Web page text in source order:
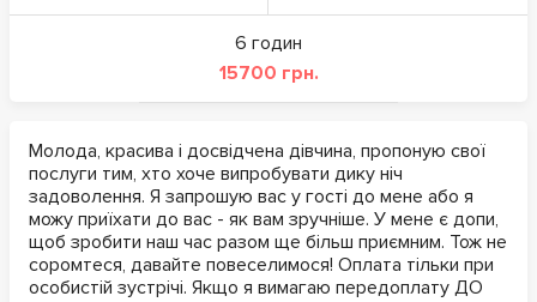
6 годин
15700 грн.
Молода, красива і досвідчена дівчина, пропоную свої
послуги тим, хто хоче випробувати дику ніч
задоволення. Я запрошую вас у гості до мене або я
можу приїхати до вас - як вам зручніше. У мене є допи,
щоб зробити наш час разом ще більш приємним. Тож не
соромтеся, давайте повеселимося! Оплата тільки при
особистій зустрічі. Якщо я вимагаю передоплату ДО